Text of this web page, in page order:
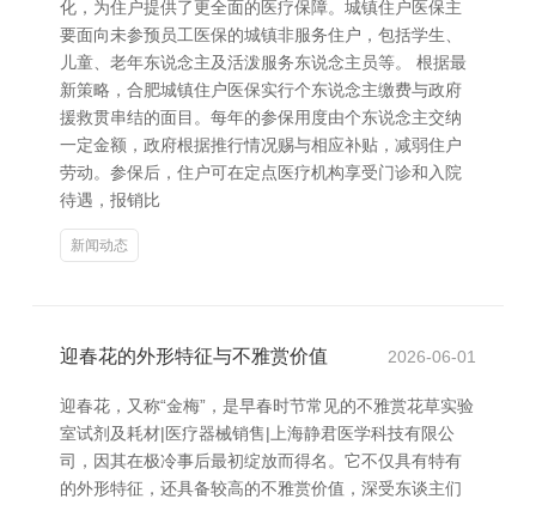
化，为住户提供了更全面的医疗保障。城镇住户医保主
要面向未参预员工医保的城镇非服务住户，包括学生、
儿童、老年东说念主及活泼服务东说念主员等。 根据最
新策略，合肥城镇住户医保实行个东说念主缴费与政府
援救贯串结的面目。每年的参保用度由个东说念主交纳
一定金额，政府根据推行情况赐与相应补贴，减弱住户
劳动。参保后，住户可在定点医疗机构享受门诊和入院
待遇，报销比
新闻动态
迎春花的外形特征与不雅赏价值 2026-06-01
迎春花，又称“金梅”，是早春时节常见的不雅赏花草实验
室试剂及耗材|医疗器械销售|上海静君医学科技有限公
司，因其在极冷事后最初绽放而得名。它不仅具有特有
的外形特征，还具备较高的不雅赏价值，深受东谈主们